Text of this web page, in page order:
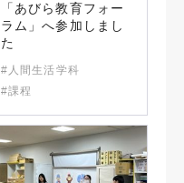
「あびら教育フォー
ラム」へ参加しまし
た
#人間生活学科
#課程